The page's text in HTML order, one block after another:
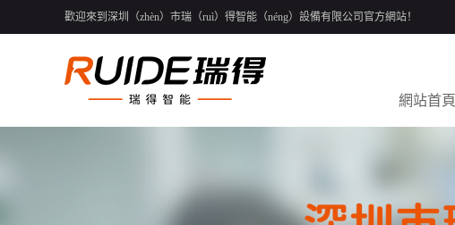
歡迎來到深圳（zhèn）市瑞（ruì）得智能（néng）設備有限公司官方網站！
網站首頁